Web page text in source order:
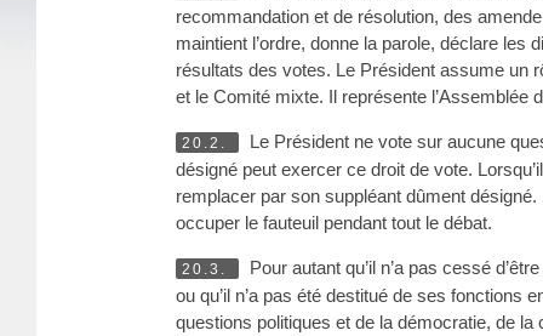
recommandation et de résolution, des
maintient l’ordre, donne la parole, déclare
résultats des votes. Le Président assume un
et le Comité mixte. Il représente l’Assemblée
20.2.
Le Président ne vote sur aucune
désigné peut exercer ce droit de vote.
remplacer par son suppléant dûment désigné.
occuper le fauteuil pendant tout le débat.
20.3.
Pour autant qu’il n’a pas cessé
ou qu’il n’a pas été destitué de ses fonctions
questions politiques et de la démocratie, de